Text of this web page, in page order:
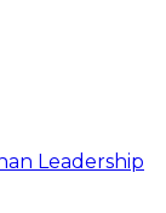
Leadership